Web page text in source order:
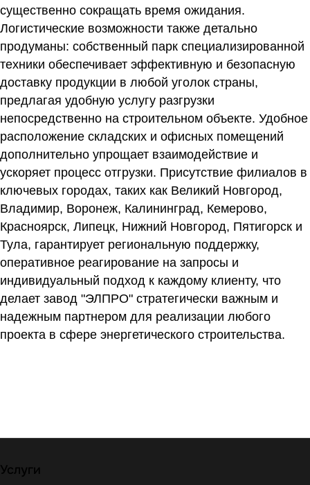
существенно сокращать время ожидания.
Логистические возможности также детально
продуманы: собственный парк специализированной
техники обеспечивает эффективную и безопасную
доставку продукции в любой уголок страны,
предлагая удобную услугу разгрузки
непосредственно на строительном объекте. Удобное
расположение складских и офисных помещений
дополнительно упрощает взаимодействие и
ускоряет процесс отгрузки. Присутствие филиалов в
ключевых городах, таких как Великий Новгород,
Владимир, Воронеж, Калининград, Кемерово,
Красноярск, Липецк, Нижний Новгород, Пятигорск и
Тула, гарантирует региональную поддержку,
оперативное реагирование на запросы и
индивидуальный подход к каждому клиенту, что
делает завод "ЭЛПРО" стратегически важным и
надежным партнером для реализации любого
проекта в сфере энергетического строительства.
Услуги